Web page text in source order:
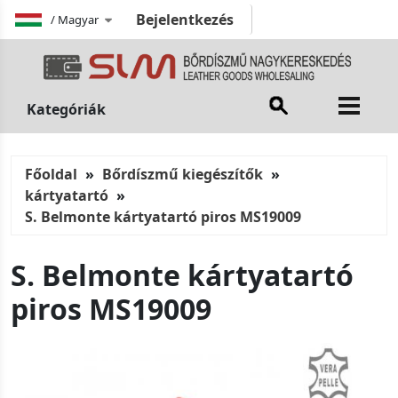
/ Magyar Bejelentkezés
Kategóriák
Főoldal
Bőrdíszmű kiegészítők
kártyatartó
S. Belmonte kártyatartó piros MS19009
S. Belmonte kártyatartó
piros MS19009